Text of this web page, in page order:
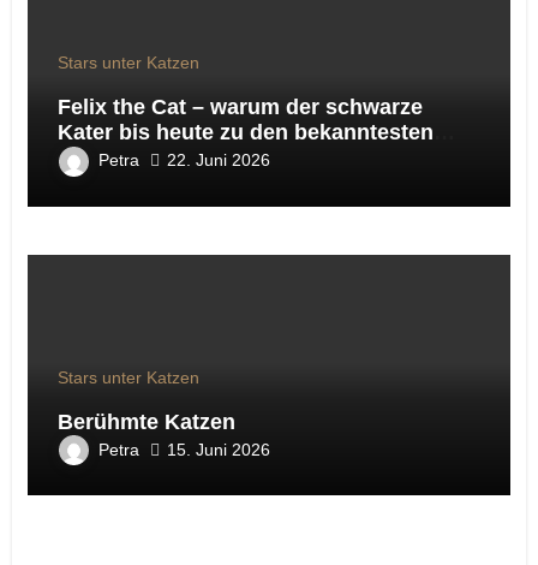
Stars unter Katzen
Felix the Cat – warum der schwarze
Kater bis heute zu den bekanntesten
Katzen der Welt gehört
Petra 22. Juni 2026
Stars unter Katzen
Berühmte Katzen
Petra 15. Juni 2026